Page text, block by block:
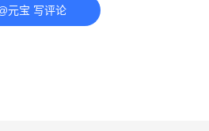
元宝 写评论